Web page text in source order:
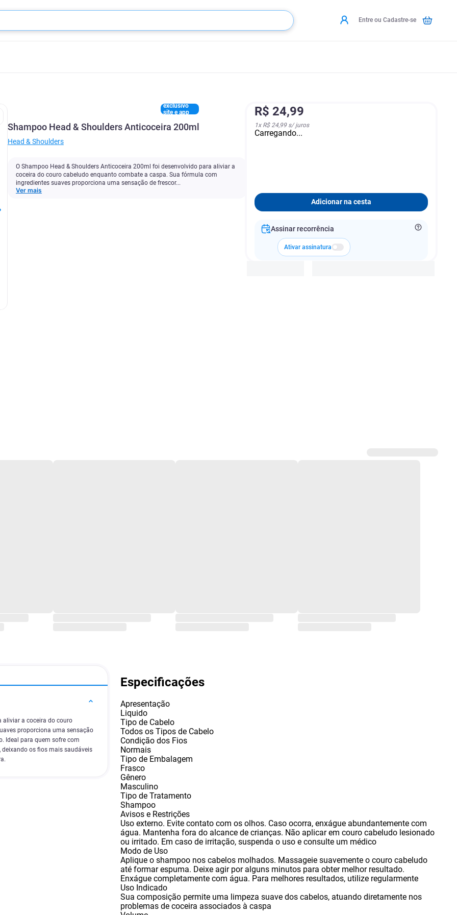
Entre ou Cadastre-se
exclusivo
site e app
Shampoo Head & Shoulders Anticoceira 200ml
Head & Shoulders
O Shampoo Head & Shoulders Anticoceira 200ml foi desenvolvido para aliviar a
coceira do couro cabeludo enquanto combate a caspa. Sua fórmula com
ingredientes suaves proporciona uma sensação de frescor...
Ver mais
R$ 24,99
1x R$ 24,99s/ juros
Carregando...
Adicionar na cesta
Assinar recorrência
Ativar assinatura
aliviar a coceira do couro
proporciona uma sensação
Ideal para quem sofre com
os fios mais saudáveis
Especificações
Apresentação
Liquido
Tipo de Cabelo
Todos os Tipos de Cabelo
Condição dos Fios
Normais
Tipo de Embalagem
Frasco
Gênero
Masculino
Tipo de Tratamento
Shampoo
Avisos e Restrições
Uso externo. Evite contato com os olhos. Caso ocorra, enxágue abundantemente com
água. Mantenha fora do alcance de crianças. Não aplicar em couro cabeludo lesionado
ou irritado. Em caso de irritação, suspenda o uso e consulte um médico
Modo de Uso
Aplique o shampoo nos cabelos molhados. Massageie suavemente o couro cabeludo
até formar espuma. Deixe agir por alguns minutos para obter melhor resultado.
Enxágue completamente com água. Para melhores resultados, utilize regularmente
Uso Indicado
Sua composição permite uma limpeza suave dos cabelos, atuando diretamente nos
problemas de coceira associados à caspa